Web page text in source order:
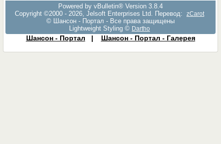
Powered by vBulletin® Version 3.8.4
Copyright ©2000 - 2026, Jelsoft Enterprises Ltd. Перевод:
zCarot
© Шансон - Портал - Все права защищены
Lightweight Styling © Dartho
Шансон - Портал | Шансон - Портал - Галерея